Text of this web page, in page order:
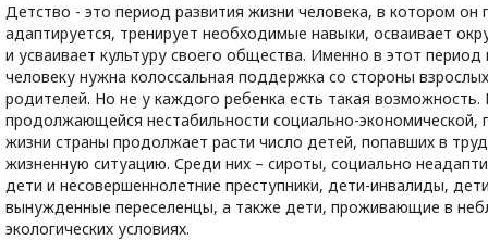
Детство - это период развития жизни человека, в котором он
адаптируется, тренирует необходимые навыки, осваивает
и усваивает культуру своего общества. Именно в этот
человеку нужна колоссальная поддержка со стороны
родителей. Но не у каждого ребенка есть такая возможность.
продолжающейся нестабильности социально-экономической,
жизни страны продолжает расти число детей, попавших в
жизненную ситуацию. Среди них – сироты, социально
дети и несовершеннолетние преступники, дети-инвалиды,
вынужденные переселенцы, а также дети, проживающие в
экологических условиях.